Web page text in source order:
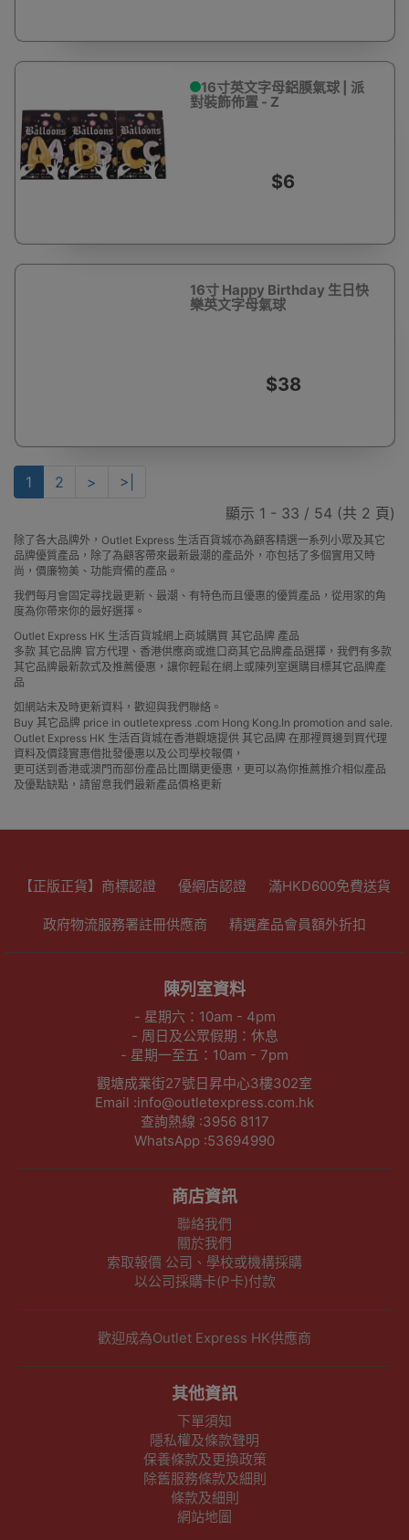
16寸英文字母鋁膜氣球 | 派
對裝飾佈置 - Z
$6
16寸 Happy Birthday 生日快
樂英文字母氣球
$38
1 2 >
>|
顯示 1 - 33 / 54 (共 2 頁)
除了各大品牌外，Outlet Express 生活百貨城亦為顧客精選一系列小眾及其它
品牌優質產品，除了為顧客帶來最新最潮的產品外，亦包括了多個實用又時
尚，價廉物美、功能齊備的產品。
我們每月會固定尋找最更新、最潮、有特色而且優惠的優質產品，從用家的角
度為你帶來你的最好選擇。
Outlet Express HK 生活百貨城網上商城購買 其它品牌 產品
多款 其它品牌 官方代理、香港供應商或進口商其它品牌產品選擇，我們有多款
其它品牌最新款式及推薦優惠，讓你輕鬆在網上或陳列室選購目標其它品牌產
品
如網站未及時更新資料，歡迎與我們聯絡。
Buy 其它品牌 price in outletexpress .com Hong Kong.In promotion and sale.
Outlet Express HK 生活百貨城在香港觀塘提供 其它品牌 在那裡買邊到買代理
資料及價錢實惠借批發優惠以及公司學校報價，
更可送到香港或澳門而部份產品比團購更優惠，更可以為你推薦推介相似產品
及優點缺點，請留意我們最新產品價格更新
【正版正貨】商標認證 優網店認證 滿HKD600免費送貨
政府物流服務署註冊供應商 精選產品會員額外折扣
陳列室資料
- 星期六：10am - 4pm
- 周日及公眾假期：休息
- 星期一至五：10am - 7pm
觀塘成業街27號日昇中心3樓302室
Email :info@outletexpress.com.hk
查詢熱線 :3956 8117
WhatsApp :53694990
商店資訊
聯絡我們
關於我們
索取報價 公司、學校或機構採購
以公司採購卡(P卡)付款
歡迎成為Outlet Express HK供應商
其他資訊
下單須知
隱私權及條款聲明
保養條款及更換政策
除舊服務條款及細則
條款及細則
網站地圖